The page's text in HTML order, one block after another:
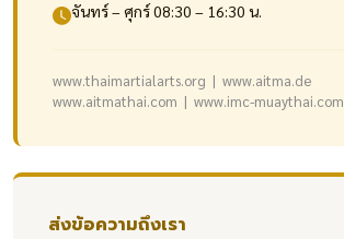
จันทร์ – ศุกร์ 08:30 – 16:30 น.
www.thaimartialarts.org | www.aitma.de
www.aitmathai.com | www.imc-muaythai.com
ส่งข้อความถึงเรา